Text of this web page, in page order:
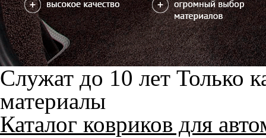
Служат до 10 лет Только
материалы
Каталог ковриков для